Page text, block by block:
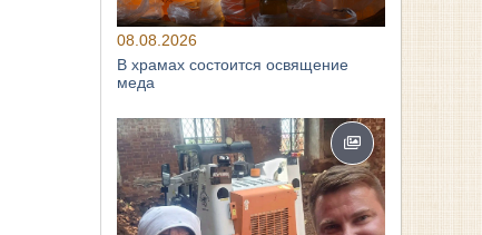
08.08.2026
В храмах состоится освящение
меда